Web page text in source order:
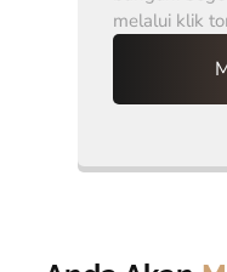
melalui klik